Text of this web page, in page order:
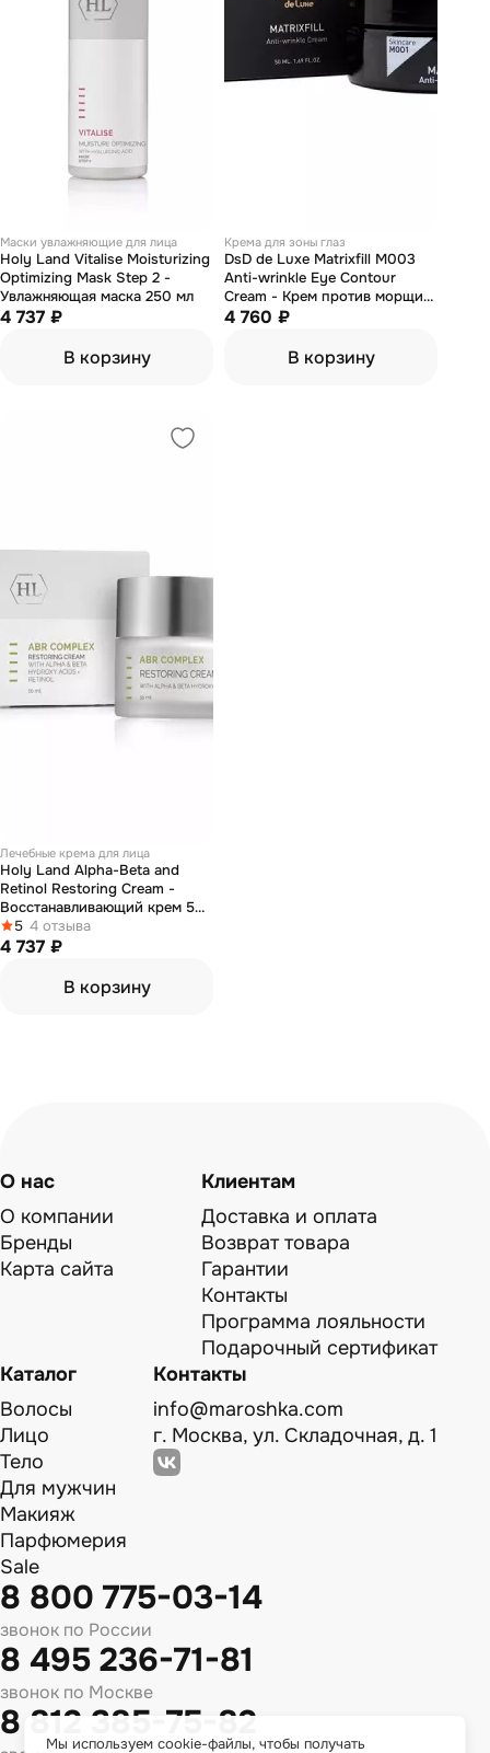
Маски увлажняющие для лица
Holy Land Vitalise Moisturizing
Optimizing Mask Step 2 -
Увлажняющая маска 250 мл
4 737 ₽
В корзину
Крема для зоны глаз
DsD de Luxe Matrixfill M003
Anti-wrinkle Eye Contour
Cream - Крем против морщин
вокруг глаз 20 мл
4 760 ₽
В корзину
Лечебные крема для лица
Holy Land Alpha-Beta and
Retinol Restoring Cream -
Восстанавливающий крем 50
мл5 4 отзыва
4 737 ₽
В корзину
О нас
О компании
Бренды
Карта сайта
Клиентам
Доставка и оплата
Возврат товара
Гарантии
Контакты
Программа лояльности
Подарочный сертификат
Каталог
Волосы
Лицо
Тело
Для мужчин
Макияж
Парфюмерия
Sale
Контакты
info@maroshka.com
г. Москва, ул. Складочная, д. 1
8 800 775-03-14
звонок по России
8 495 236-71-81
звонок по Москве
8 812 385-75-82
Мы используем cookie-файлы, чтобы получать